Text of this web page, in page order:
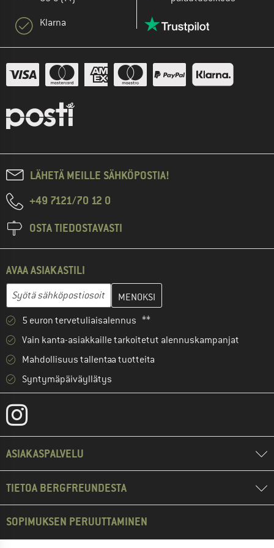
Klarna
LÄHETÄ MEILLE SÄHKÖPOSTIA!
+49 7121/70 12 0
OSTA TIEDOSTAVASTI
AVAA ASIAKASTILI
Sähköpostiosoite
Anna sähköpostiosoitteesi ja luo seuraavassa vaiheessa
5 euron tervetuliaisalennus **
Vain kanta-asiakkaille tarkoitetut alennuskampanjat
Mahdollisuus tallentaa tuotteita
Syntymäpäiväyllätys
ASIAKASPALVELU
TIETOA BERGFREUNDESTA
SOPIMUKSEN PERUUTTAMINEN